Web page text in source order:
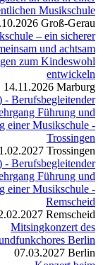
Musikschule
Groß-Gerau
– ein sicherer
und achtsam
zum Kindeswohl
entwickeln
14.11.2026 Marburg
- Berufsbegleitender
Führung und
einer Musikschule -
Trossingen
Trossingen
- Berufsbegleitender
Führung und
einer Musikschule -
Remscheid
Remscheid
Mitsingkonzert des
Berlin
07.03.2027 Berlin